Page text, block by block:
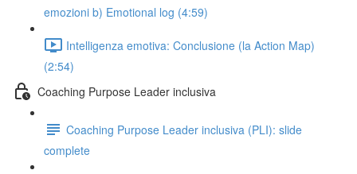
emozioni b) Emotional log (4:59)
Intelligenza emotiva: Conclusione (la Action Map)
(2:54)
Coaching Purpose Leader inclusiva
Coaching Purpose Leader inclusiva (PLI): slide
complete